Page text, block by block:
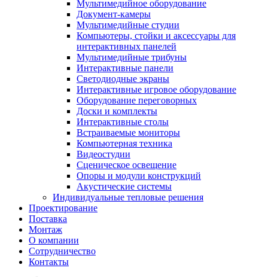
Мультимедийное оборудование
Документ-камеры
Мультимедийные студии
Компьютеры, стойки и аксессуары для
интерактивных панелей
Мультимедийные трибуны
Интерактивные панели
Светодиодные экраны
Интерактивные игровое оборудование
Оборудование переговорных
Доски и комплекты
Интерактивные столы
Встраиваемые мониторы
Компьютерная техника
Видеостудии
Cценическое освещение
Опоры и модули конструкций
Акустические системы
Индивидуальные тепловые решения
Проектирование
Поставка
Монтаж
О компании
Сотрудничество
Контакты